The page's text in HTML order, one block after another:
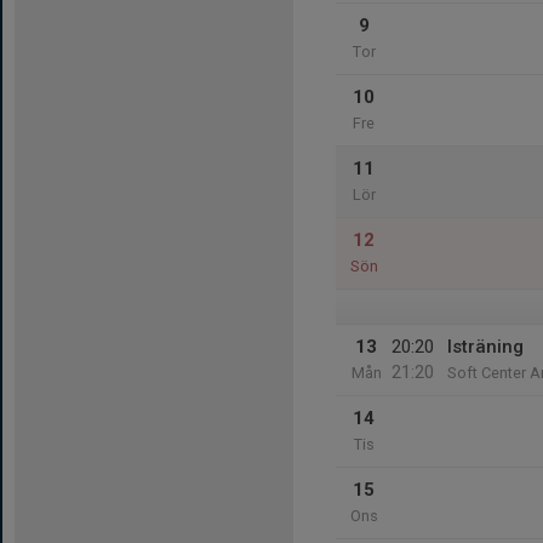
9
Tor
10
Fre
11
Lör
12
Sön
13
Mån
20:20
21:20
Isträning
Soft Center
14
Tis
15
Ons